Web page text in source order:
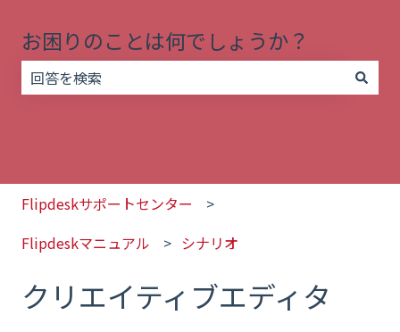
お困りのことは何でしょうか？
Flipdeskサポートセンター
Flipdeskマニュアル
シナリオ
クリエイティブエディタ